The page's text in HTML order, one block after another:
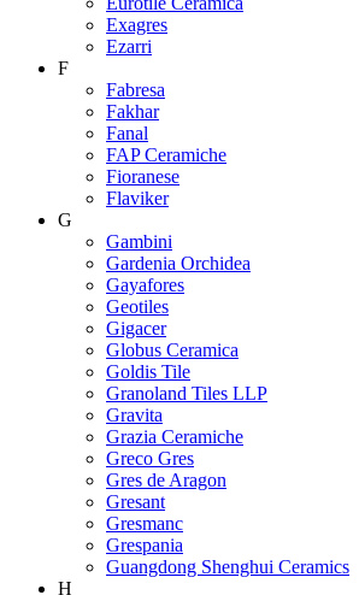
Exagres
Ezarri
F
Fabresa
Fakhar
Fanal
FAP Ceramiche
Fioranese
Flaviker
G
Gambini
Gardenia Orchidea
Gayafores
Geotiles
Gigacer
Globus Ceramica
Goldis Tile
Granoland Tiles LLP
Gravita
Grazia Ceramiche
Greco Gres
Gres de Aragon
Gresant
Gresmanc
Grespania
Guangdong Shenghui Ceramics
H